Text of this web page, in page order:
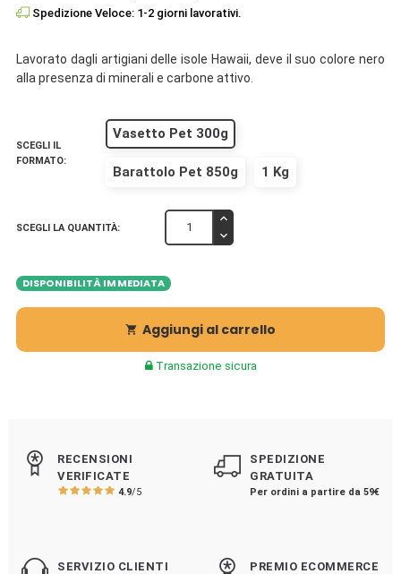
Spedizione Veloce: 1-2 giorni lavorativi.
Lavorato dagli artigiani delle isole Hawaii, deve il suo colore nero
alla presenza di minerali e carbone attivo.
SCEGLI IL
FORMATO:
Vasetto Pet 300g
Barattolo Pet 850g 1 Kg
SCEGLI LA QUANTITÀ:
DISPONIBILITÀ IMMEDIATA
 Aggiungi al carrello
Transazione sicura
RECENSIONI
VERIFICATE
4.9/5
SPEDIZIONE
GRATUITA
Per ordini a partire da 59€
SERVIZIO CLIENTI
PREMIO ECOMMERCE